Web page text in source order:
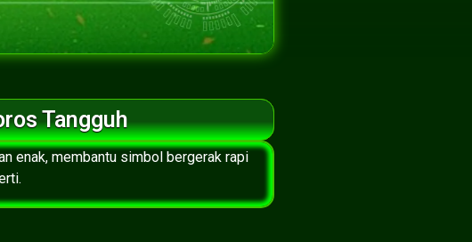
Tangguh
enak, membantu simbol bergerak rapi